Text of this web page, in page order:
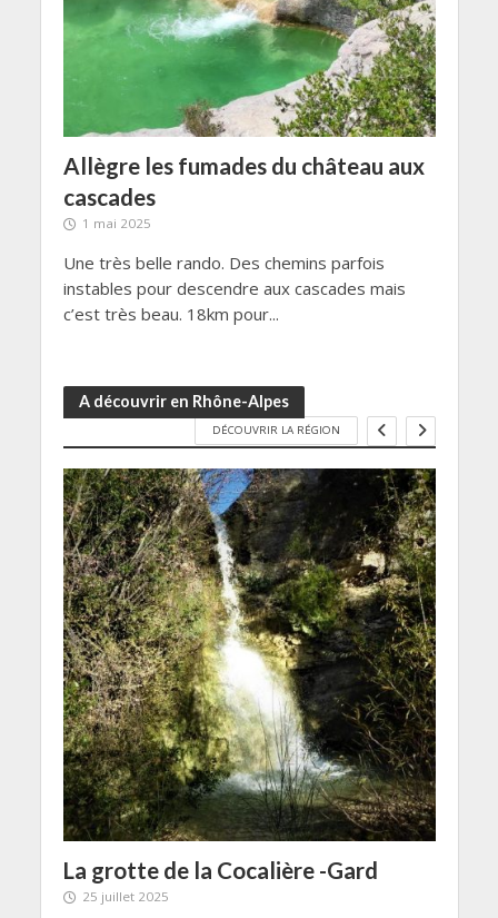
Allègre les fumades du château aux
cascades
1 mai 2025
Une très belle rando. Des chemins parfois
instables pour descendre aux cascades mais
c’est très beau. 18km pour...
A découvrir en Rhône-Alpes
DÉCOUVRIR LA RÉGION
La grotte de la Cocalière -Gard
25 juillet 2025